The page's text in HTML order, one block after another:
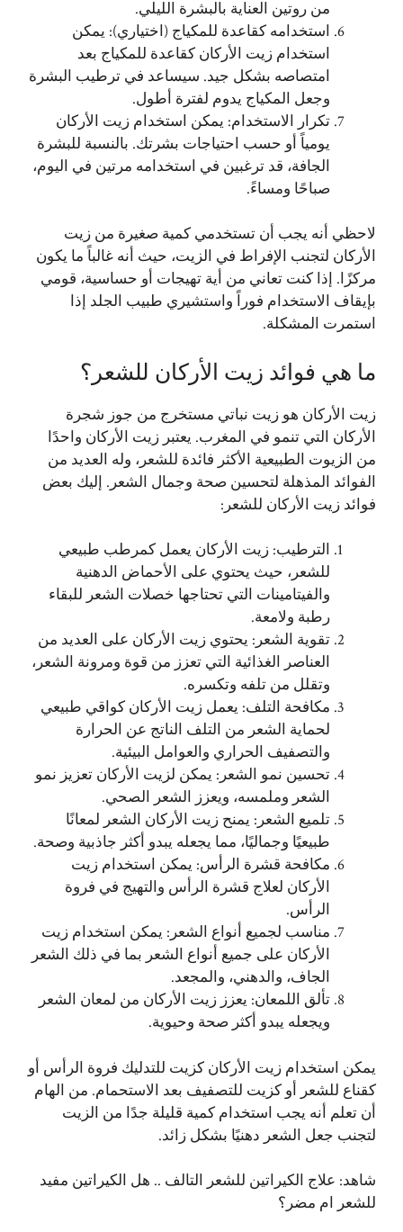
من روتين العناية بالبشرة الليلي.
استخدامه كقاعدة للمكياج (اختياري): يمكن
استخدام زيت الأركان كقاعدة للمكياج بعد
امتصاصه بشكل جيد. سيساعد في ترطيب البشرة
وجعل المكياج يدوم لفترة أطول.
تكرار الاستخدام: يمكن استخدام زيت الأركان
يومياً أو حسب احتياجات بشرتك. بالنسبة للبشرة
الجافة، قد ترغبين في استخدامه مرتين في اليوم،
صباحًا ومساءً.
لاحظي أنه يجب أن تستخدمي كمية صغيرة من زيت
الأركان لتجنب الإفراط في الزيت، حيث أنه غالباً ما يكون
مركزًا. إذا كنت تعاني من أية تهيجات أو حساسية، قومي
بإيقاف الاستخدام فوراً واستشيري طبيب الجلد إذا
استمرت المشكلة.
ما هي فوائد زيت الأركان للشعر؟
زيت الأركان هو زيت نباتي مستخرج من جوز شجرة
الأركان التي تنمو في المغرب. يعتبر زيت الأركان واحدًا
من الزيوت الطبيعية الأكثر فائدة للشعر، وله العديد من
الفوائد المذهلة لتحسين صحة وجمال الشعر. إليك بعض
فوائد زيت الأركان للشعر:
الترطيب: زيت الأركان يعمل كمرطب طبيعي
للشعر، حيث يحتوي على الأحماض الدهنية
والفيتامينات التي تحتاجها خصلات الشعر للبقاء
رطبة ولامعة.
تقوية الشعر: يحتوي زيت الأركان على العديد من
العناصر الغذائية التي تعزز من قوة ومرونة الشعر،
وتقلل من تلفه وتكسره.
مكافحة التلف: يعمل زيت الأركان كواقي طبيعي
لحماية الشعر من التلف الناتج عن الحرارة
والتصفيف الحراري والعوامل البيئية.
تحسين نمو الشعر: يمكن لزيت الأركان تعزيز نمو
الشعر وملمسه، ويعزز الشعر الصحي.
تلميع الشعر: يمنح زيت الأركان الشعر لمعانًا
طبيعيًا وجماليًا، مما يجعله يبدو أكثر جاذبية وصحة.
مكافحة قشرة الرأس: يمكن استخدام زيت
الأركان لعلاج قشرة الرأس والتهيج في فروة
الرأس.
مناسب لجميع أنواع الشعر: يمكن استخدام زيت
الأركان على جميع أنواع الشعر بما في ذلك الشعر
الجاف، والدهني، والمجعد.
تألق اللمعان: يعزز زيت الأركان من لمعان الشعر
ويجعله يبدو أكثر صحة وحيوية.
يمكن استخدام زيت الأركان كزيت للتدليك فروة الرأس أو
كقناع للشعر أو كزيت للتصفيف بعد الاستحمام. من الهام
أن تعلم أنه يجب استخدام كمية قليلة جدًا من الزيت
لتجنب جعل الشعر دهنيًا بشكل زائد.
شاهد: علاج الكيراتين للشعر التالف .. هل الكيراتين مفيد
للشعر ام مضر؟